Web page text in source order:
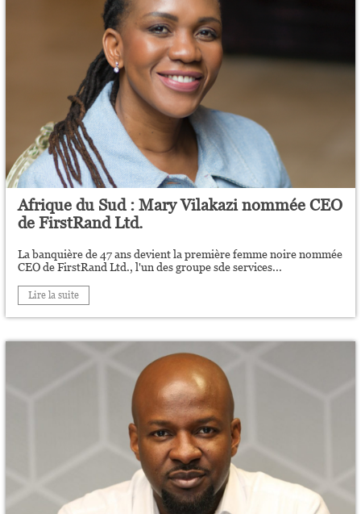
Afrique du Sud : Mary Vilakazi nommée CEO
de FirstRand Ltd.
La banquière de 47 ans devient la première femme noire nommée
CEO de FirstRand Ltd., l'un des groupe sde services...
Lire la suite